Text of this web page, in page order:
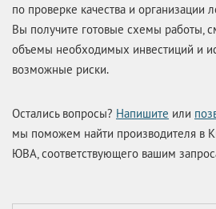
по проверке качества и организации
Вы получите готовые схемы работы,
объемы необходимых инвестиций и
возможные риски.
Остались вопросы? Напишите или
мы поможем найти производителя в
ЮВА, соответствующего вашим